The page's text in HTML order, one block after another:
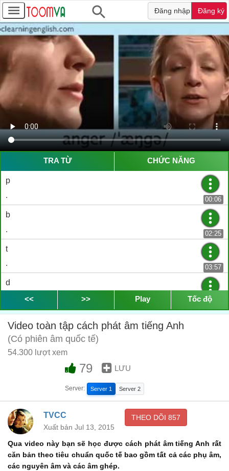
Đăng nhập Đăng ký
TRA TỪ CHỨC NĂNG
p
.
00:06
b
.
02:25
t
.
03:57
d
06:17
Đăng ký VIPđể xem tiếp phụ đề
...
<< >> Play Tốc độ
Video toàn tập cách phát âm tiếng Anh
(Có phiên âm quốc tế)
54.300 lượt xem
79 LƯU
Server: Server 1 Server 2
TVCC
Xuất bản Jul 13, 2015
THEO DÕI 857
Qua video này bạn sẽ học được cách phát âm tiếng Anh rất
căn bản theo tiêu chuẩn quốc tế bao gồm tất cả các phụ âm,
các nguyên âm và các âm ghép.